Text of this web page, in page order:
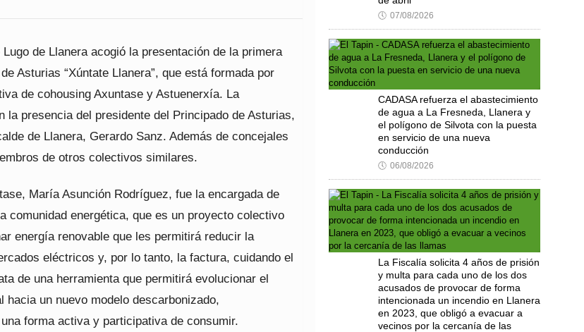
de Llanera acogió la presentación de la primera
Asturias “Xúntate Llanera”, que está formada por
de cohousing Axuntase y Astuenerxía. La
la presencia del presidente del Principado de Asturias,
de Llanera, Gerardo Sanz. Además de concejales
de otros colectivos similares.
María Asunción Rodríguez, fue la encargada de
comunidad energética, que es un proyecto colectivo
energía renovable que les permitirá reducir la
eléctricos y, por lo tanto, la factura, cuidando el
de una herramienta que permitirá evolucionar el
hacia un nuevo modelo descarbonizado,
forma activa y participativa de consumir.
🕔 07/08/2026
CADASA refuerza el abastecimiento
de agua a La Fresneda, Llanera y
el polígono de Silvota con la puesta
en servicio de una nueva
conducción
🕔 06/08/2026
La Fiscalía solicita 4 años de prisión
y multa para cada uno de los dos
acusados de provocar de forma
intencionada un incendio en Llanera
en 2023, que obligó a evacuar a
vecinos por la cercanía de las